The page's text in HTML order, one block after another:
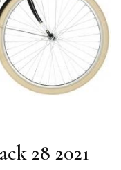
28 2021